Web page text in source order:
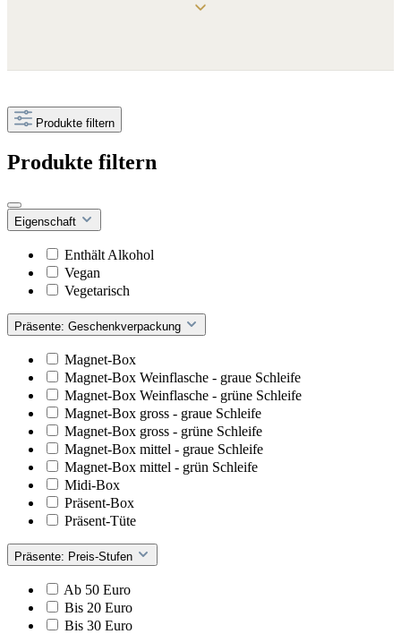
Produkte filtern
Produkte filtern
Eigenschaft
Enthält Alkohol
Vegan
Vegetarisch
Präsente: Geschenkverpackung
Magnet-Box
Magnet-Box Weinflasche - graue Schleife
Magnet-Box Weinflasche - grüne Schleife
Magnet-Box gross - graue Schleife
Magnet-Box gross - grüne Schleife
Magnet-Box mittel - graue Schleife
Magnet-Box mittel - grün Schleife
Midi-Box
Präsent-Box
Präsent-Tüte
Präsente: Preis-Stufen
Ab 50 Euro
Bis 20 Euro
Bis 30 Euro